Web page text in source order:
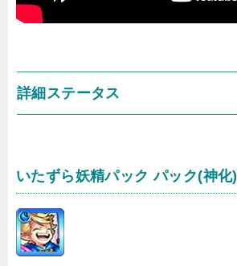
詳細ステータス
いたずら妖精パック パック(神化)